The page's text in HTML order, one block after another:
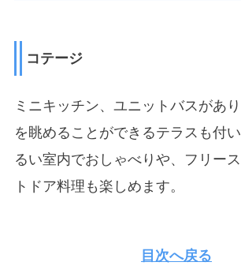
コテージ
ミニキッチン、ユニットバスがあ
を眺めることができるテラスも付
るい室内でおしゃべりや、フリー
トドア料理も楽しめます。
目次へ戻る